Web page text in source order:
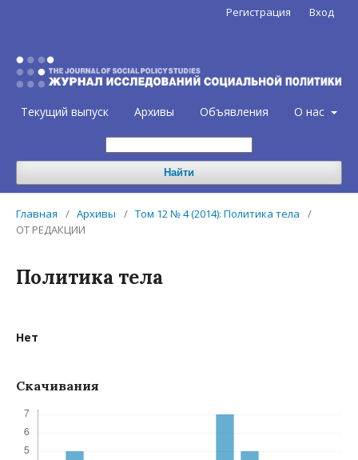
Текущий выпуск Архивы Объявления О нас
Найти
Регистрация Вход
Главная / Архивы / Том 12 № 4 (2014): Политика тела
/
ОТ РЕДАКЦИИ
Политика тела
Нет
Скачивания